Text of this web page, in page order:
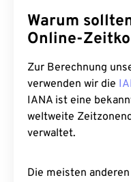
Warum
Online-
Zur Berechnung
verwenden wir die
IANA ist eine
weltweite
verwaltet.
Die meisten